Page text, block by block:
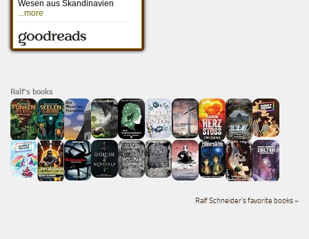
Ralf's books
Ralf Schneider's favorite books »